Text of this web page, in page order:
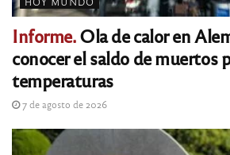
Informe.Ola de calor en
conocer el saldo de muertos
temperaturas
7 de agosto de 2026